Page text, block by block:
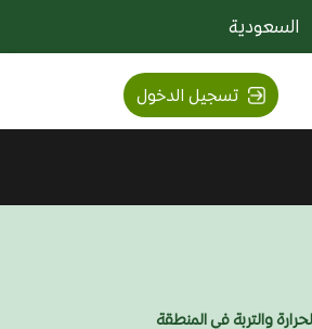
السعودية
تسجيل الدخول
والتربة في المنطقة